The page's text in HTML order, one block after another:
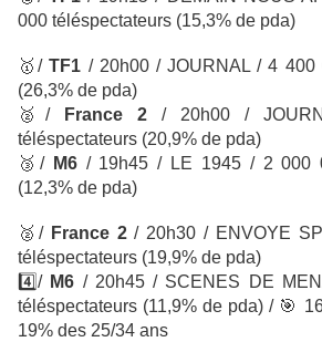
000 téléspectateurs (15,3% de pda)
🥇/TF1 / 20h00 / JOURNAL / 4 400
(26,3% de pda)
🥈 / France 2 / 20h00 /
téléspectateurs (20,9% de pda)
🥉 / M6 / 19h45 / LE 1945 / 2 000
(12,3% de pda)
🥈 / France 2/ 20h30 / ENVOYE
téléspectateurs (19,9% de pda)
4️⃣/ M6 / 20h45 / SCENES DE
téléspectateurs (11,9% de pda) / 🎯
19% des 25/34 ans